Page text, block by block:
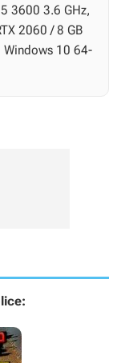
3600 3.6 GHz,
2060 / 8 GB
Windows 10 64-